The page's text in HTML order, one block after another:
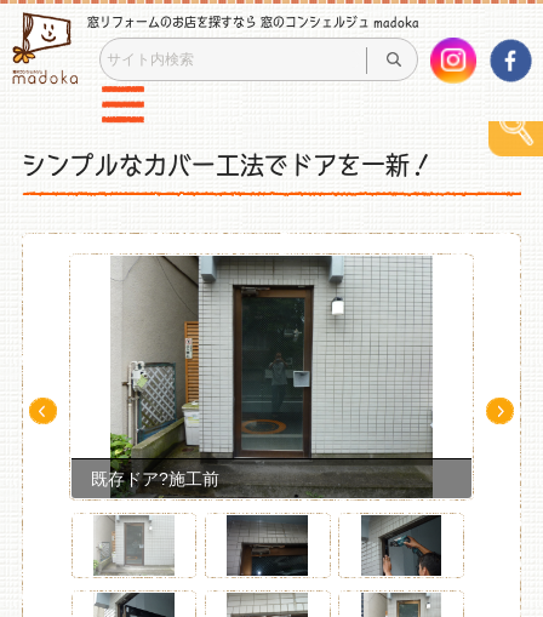
窓リフォームのお店を探すなら 窓のコンシェルジュ madoka
シンプルなカバー工法でドアを一新！
既存ドア?施工前